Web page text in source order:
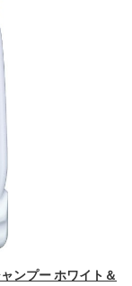
ンプー ホワイト＆